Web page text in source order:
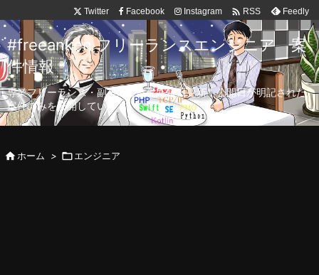
Twitter Facebook Instagram  RSS Feedly
#freeanken フリーランスエンジニア 案
件情報
専業フリーランス・副業向け案件を毎日更新！公開日が明記された
案件のみを公開しています。
ホーム > エンジニア